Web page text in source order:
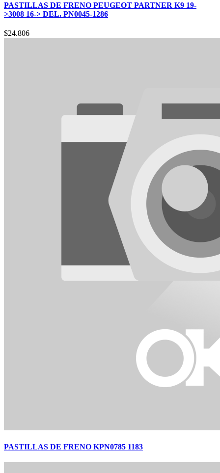
PASTILLAS DE FRENO PEUGEOT PARTNER K9 19-
>3008 16-> DEL. PN0045-1286
$24.806
PASTILLAS DE FRENO KPN0785 1183